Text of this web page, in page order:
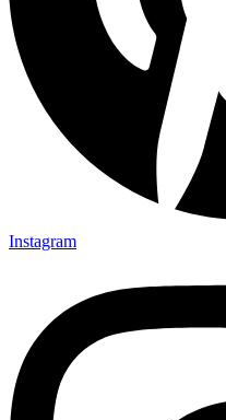
Instagram